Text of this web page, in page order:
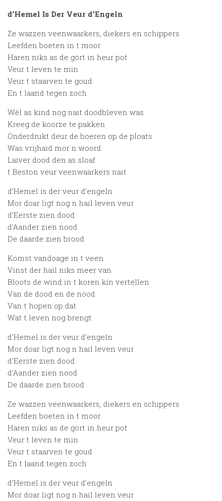
d’Hemel Is Der Veur d’Engeln
Ze wazzen veenwaarkers, diekers en schippers
Leefden boeten in t moor
Haren niks as de gört in heur pot
Veur t leven te min
Veur t staarven te goud
En t laand tegen zoch
Wèl as kind nog nait doodbleven was
Kreeg de koorze te pakken
Onderdrukt deur de boeren op de ploats
Was vrijhaid mor n woord
Laiver dood den as sloaf
t Beston veur veenwaarkers nait
d’Hemel is der veur d’engeln
Mor doar ligt nog n hail leven veur
d’Eerste zien dood
d’Aander zien nood
De daarde zien brood
Komst vandoage in t veen
Vinst der hail niks meer van
Bloots de wind in t koren kin vertellen
Van de dood en de nood
Van t hopen op dat
Wat t leven nog brengt
d’Hemel is der veur d’engeln
Mor doar ligt nog n hail leven veur
d’Eerste zien dood
d’Aander zien nood
De daarde zien brood
Ze wazzen veenwaarkers, diekers en schippers
Leefden boeten in t moor
Haren niks as de gört in heur pot
Veur t leven te min
Veur t staarven te goud
En t laand tegen zoch
d’Hemel is der veur d’engeln
Mor doar ligt nog n hail leven veur